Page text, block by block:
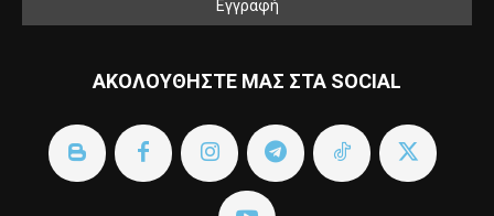
ΑΚΟΛΟΥΘΗΣΤΕ ΜΑΣ ΣΤΑ SOCIAL